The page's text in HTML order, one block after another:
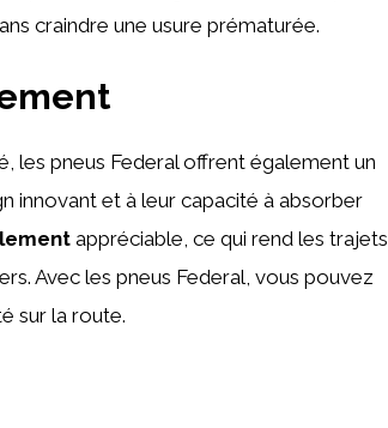
craindre une usure prématurée.
les pneus Federal offrent également un
innovant et à leur capacité à absorber
appréciable, ce qui rend les trajets
Avec les pneus Federal, vous pouvez
sur la route.